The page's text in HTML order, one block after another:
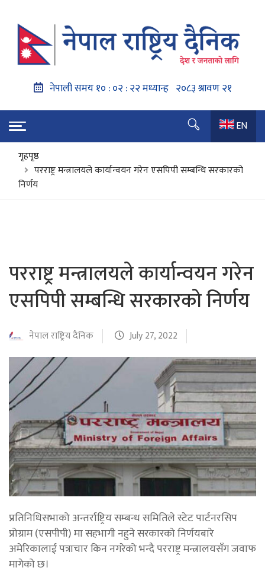
EN
गृहपृष्ठ
परराष्ट्र मन्त्रालयले कार्यान्वयन गरेन एसपिपी सम्बन्धि सरकारको
निर्णय
परराष्ट्र मन्त्रालयले कार्यान्वयन गरेन
एसपिपी सम्बन्धि सरकारको निर्णय
नेपाल राष्ट्रिय दैनिक July 27, 2022
प्रतिनिधिसभाको अन्तर्राष्ट्रिय सम्बन्ध समितिले स्टेट पार्टनरसिप
प्रोग्राम (एसपीपी) मा सहभागी नहुने सरकारको निर्णयबारे
अमेरिकालाई पत्राचार किन नगरेको भन्दै परराष्ट्र मन्त्रालयसँग जवाफ
मागेको छ।